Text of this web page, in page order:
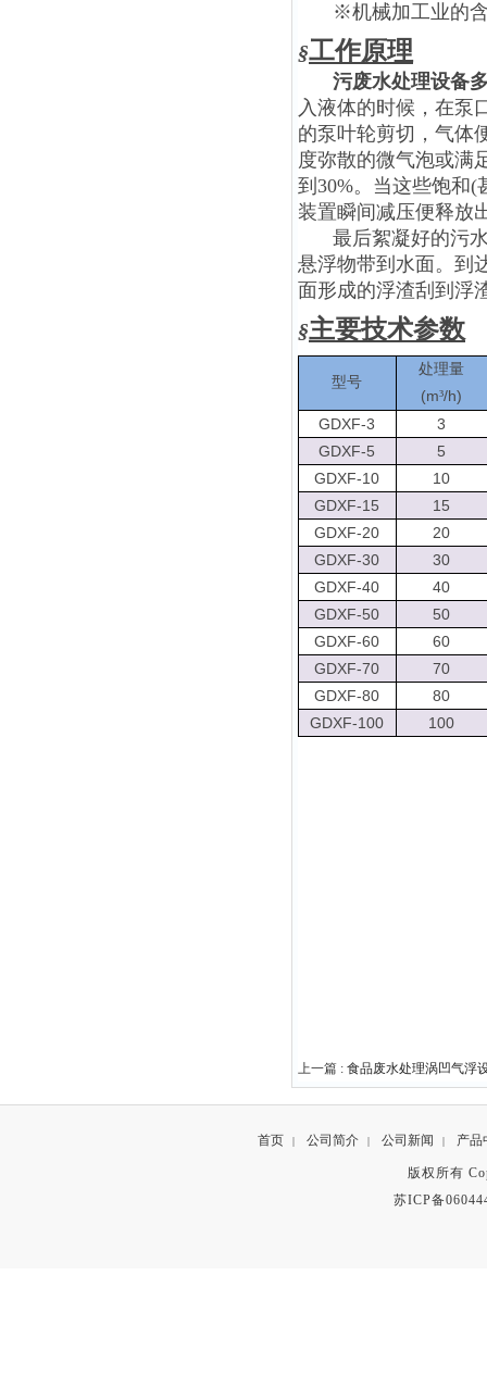
※机械加工业的
§工作原理
污废水处理设备
入液体的时候，在泵
的泵叶轮剪切，气体
度弥散的微气泡或满
到30%。当这些饱和
装置瞬间减压便释放
最后絮凝好的污
悬浮物带到水面。到
面形成的浮渣刮到浮
§主要技术参数
型号
处理量
(m³/h)
GDXF-3
3
GDXF-5
5
GDXF-10
10
GDXF-15
15
GDXF-20
20
GDXF-30
30
GDXF-40
40
GDXF-50
50
GDXF-60
60
GDXF-70
70
GDXF-80
80
GDXF-100
100
上一篇 : 食品废水处理涡凹气浮
首页 | 公司简介 | 公司新闻 | 产品
版权所有
苏ICP备